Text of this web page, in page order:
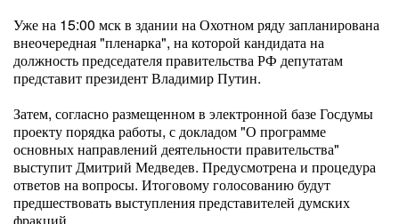
Уже на 15:00 мск в здании на Охотном ряду запланирована
внеочередная "пленарка", на которой кандидата на
должность председателя правительства РФ депутатам
представит президент Владимир Путин.
Затем, согласно размещенном в электронной базе Госдумы
проекту порядка работы, с докладом "О программе
основных направлений деятельности правительства"
выступит Дмитрий Медведев. Предусмотрена и процедура
ответов на вопросы. Итоговому голосованию будут
предшествовать выступления представителей думских